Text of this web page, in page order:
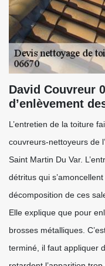
David Couvreur
d’enlèvement
L’entretien de la toiture
couvreurs-nettoyeurs de
Saint Martin Du Var.
détritus qui
décomposition de ces
Elle explique que pour
brosses métalliques.
terminé, il faut appliquer